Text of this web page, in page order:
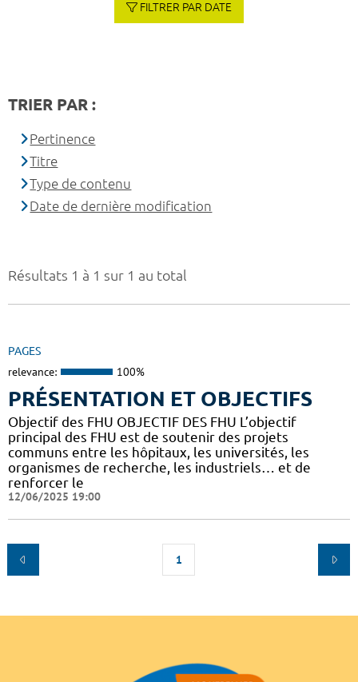
Résultats 1 à 1 sur 1 au total
PAGES
relevance: 100%
PRÉSENTATION ET OBJECTIFS
Objectif des FHU OBJECTIF DES FHU L’objectif
principal des FHU est de soutenir des projets
communs entre les hôpitaux, les universités, les
organismes de recherche, les industriels… et de
renforcer le
12/06/2025 19:00
1
FILTRER PAR DATE
TRIER PAR :
Pertinence
Titre
Type de contenu
Date de dernière modification